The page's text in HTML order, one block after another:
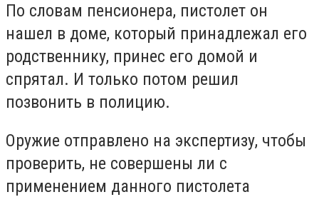
По словам пенсионера, пистолет он
нашел в доме, который принадлежал его
родственнику, принес его домой и
спрятал. И только потом решил
позвонить в полицию.
Оружие отправлено на экспертизу, чтобы
проверить, не совершены ли с
применением данного пистолета